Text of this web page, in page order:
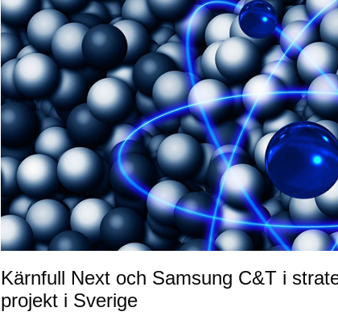
Kärnfull Next och Samsung C&T i
projekt i Sverige